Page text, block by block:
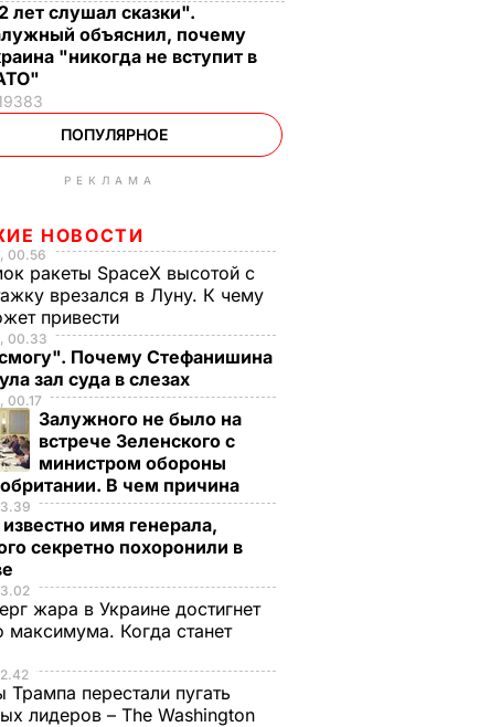
лет слушал сказки".
объяснил, почему
"никогда не вступит в
ПОПУЛЯРНОЕ
РЕКЛАМА
НОВОСТИ
00.56
ракеты SpaceX высотой с
врезался в Луну. К чему
привести
00.33
Почему Стефанишина
зал суда в слезах
00.17
Залужного не было на
встрече Зеленского с
министром обороны
В чем причина
имя генерала,
секретно похоронили в
жара в Украине достигнет
максимума. Когда станет
Трампа перестали пугать
лидеров – The Washington